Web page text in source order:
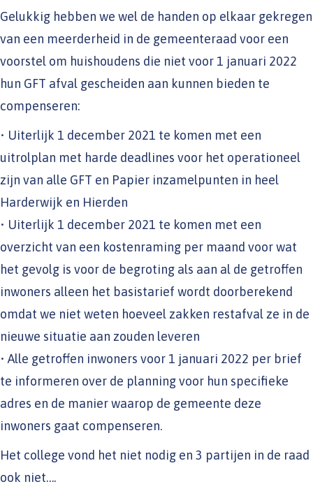
Gelukkig hebben we wel de handen op elkaar gekregen
van een meerderheid in de gemeenteraad voor een
voorstel om huishoudens die niet voor 1 januari 2022
hun GFT afval gescheiden aan kunnen bieden te
compenseren:
• Uiterlijk 1 december 2021 te komen met een
uitrolplan met harde deadlines voor het operationeel
zijn van alle GFT en Papier inzamelpunten in heel
Harderwijk en Hierden
• Uiterlijk 1 december 2021 te komen met een
overzicht van een kostenraming per maand voor wat
het gevolg is voor de begroting als aan al de getroffen
inwoners alleen het basistarief wordt doorberekend
omdat we niet weten hoeveel zakken restafval ze in de
nieuwe situatie aan zouden leveren
• Alle getroffen inwoners voor 1 januari 2022 per brief
te informeren over de planning voor hun specifieke
adres en de manier waarop de gemeente deze
inwoners gaat compenseren.
Het college vond het niet nodig en 3 partijen in de raad
ook niet….